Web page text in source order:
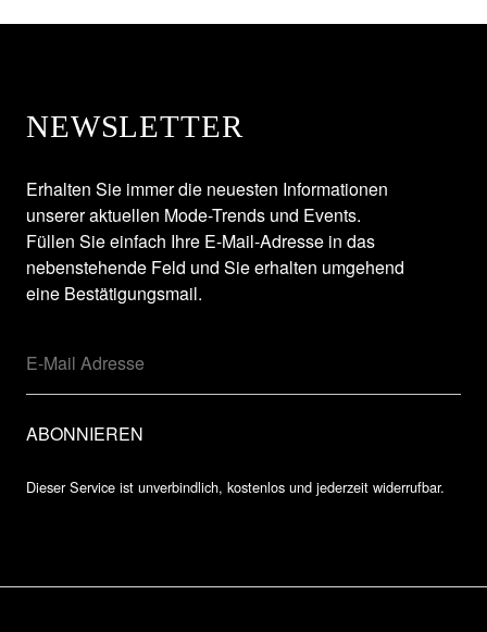
NEWSLETTER
Erhalten Sie immer die neuesten Informationen
unserer aktuellen Mode-Trends und Events.
Füllen Sie einfach Ihre E-Mail-Adresse in das
nebenstehende Feld und Sie erhalten umgehend
eine Bestätigungsmail.
Dieser Service ist unverbindlich, kostenlos und jederzeit widerrufbar.